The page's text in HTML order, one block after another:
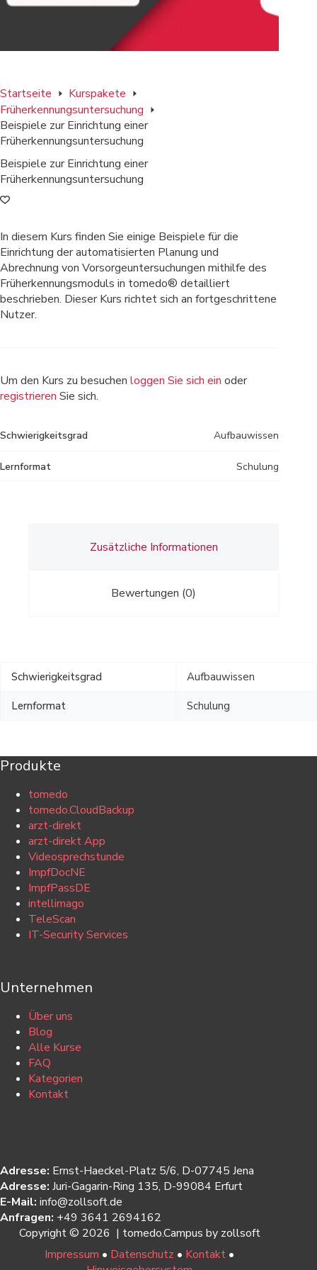
Startseite
Kurspakete
Früherkennungs­untersuchung
Beispiele zur Einrichtung einer
Früherkennungsuntersuchung
Beispiele zur Einrichtung einer
Früherkennungsuntersuchung
In diesem Kurs finden Sie einige Beispiele für die
Einrichtung der automatisierten Planung und
Abrechnung von Vorsorgeuntersuchungen mithilfe des
Früherkennungsmoduls in tomedo® detailliert
beschrieben. Dieser Kurs richtet sich an fortgeschrittene
Nutzer.
Um den Kurs zu besuchen loggen Sie sich ein oder
registrieren Sie sich.
Schwierigkeitsgrad Aufbauwissen
Lernformat Schulung
Zusätzliche Informationen
Bewertungen (0)
Schwierigkeitsgrad Aufbauwissen
Lernformat Schulung
Produkte
tomedo
tomedo.CloudBackup
arzt-direkt
arzt-direkt App
Videosprechstunde
ImpfDocNE
ImpfPassDE
intellimago
TeleScan
IT-Security Services
Unternehmen
Über uns
Blog
Alle Kurse
FAQ
Kategorien
Kontakt
Adresse: Ernst-Haeckel-Platz 5/6, D-07745 Jena
Adresse: Juri-Gagarin-Ring 135, D-99084 Erfurt
E-Mail: info@zollsoft.de
Anfragen: +49 3641 2694162
Copyright © 2026 | tomedo.Campus by zollsoft
Impressum • Datenschutz • Kontakt •